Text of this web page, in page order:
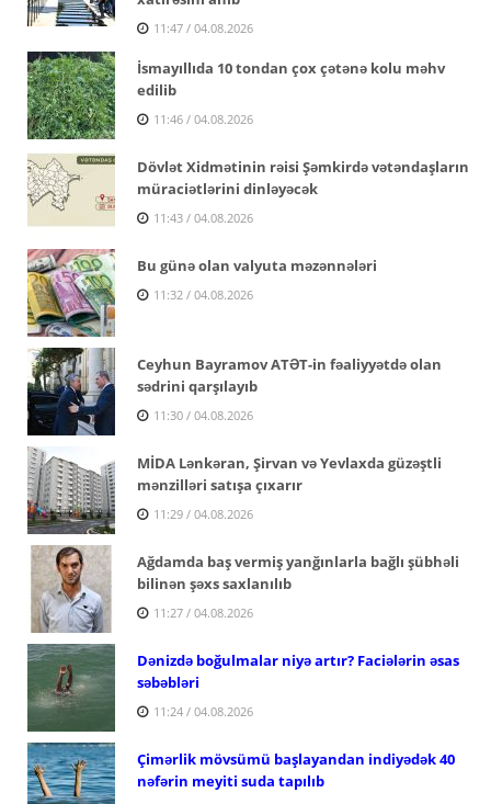
11:47 / 04.08.2026
İsmayıllıda 10 tondan çox çətənə kolu məhv
edilib
11:46 / 04.08.2026
Dövlət Xidmətinin rəisi Şəmkirdə vətəndaşların
müraciətlərini dinləyəcək
11:43 / 04.08.2026
Bu günə olan valyuta məzənnələri
11:32 / 04.08.2026
Ceyhun Bayramov ATƏT-in fəaliyyətdə olan
sədrini qarşılayıb
11:30 / 04.08.2026
MİDA Lənkəran, Şirvan və Yevlaxda güzəştli
mənzilləri satışa çıxarır
11:29 / 04.08.2026
Ağdamda baş vermiş yanğınlarla bağlı şübhəli
bilinən şəxs saxlanılıb
11:27 / 04.08.2026
Dənizdə boğulmalar niyə artır? Faciələrin əsas
səbəbləri
11:24 / 04.08.2026
Çimərlik mövsümü başlayandan indiyədək 40
nəfərin meyiti suda tapılıb